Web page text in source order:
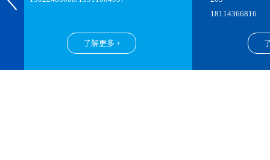
了解更多 +
18114366816
了解